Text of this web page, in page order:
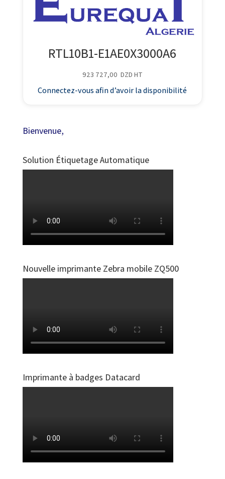
RTL10B1-E1AE0X3000A6
923 727,00 DZD HT
Connectez-vous afin d’avoir la disponibilité
Bienvenue,
Solution Étiquetage Automatique
Nouvelle imprimante Zebra mobile ZQ500
Imprimante à badges Datacard